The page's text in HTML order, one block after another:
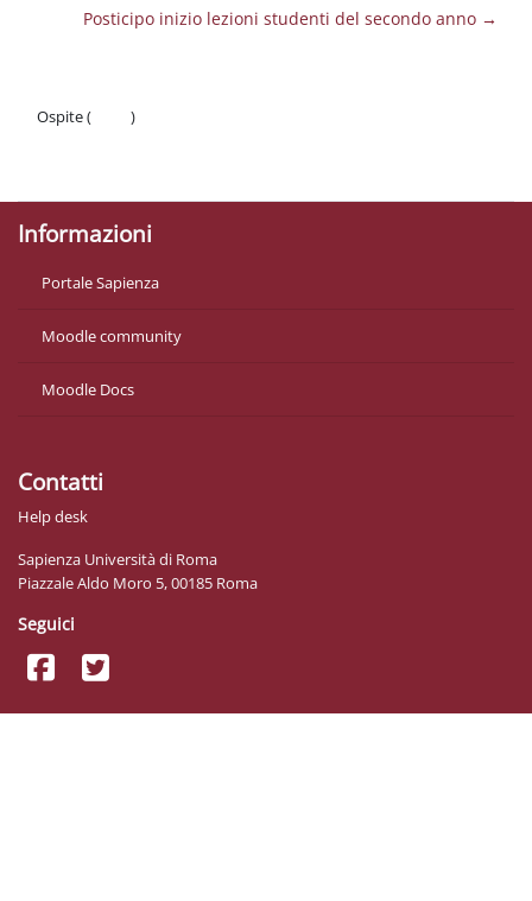
Posticipo inizio lezioni studenti del secondo anno →
Ospite (
)
Informazioni
Portale Sapienza
Moodle community
Moodle Docs
Contatti
Help desk
Sapienza Università di Roma
Piazzale Aldo Moro 5, 00185 Roma
Seguici